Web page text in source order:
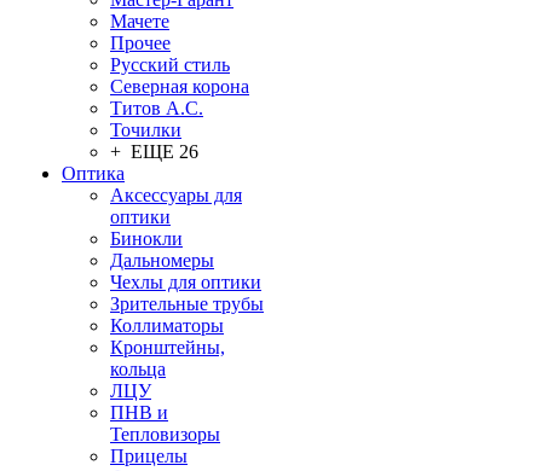
Мачете
Прочее
Русский стиль
Северная корона
Титов А.С.
Точилки
+ ЕЩЕ 26
Оптика
Аксессуары для
оптики
Бинокли
Дальномеры
Чехлы для оптики
Зрительные трубы
Коллиматоры
Кронштейны,
кольца
ЛЦУ
ПНВ и
Тепловизоры
Прицелы